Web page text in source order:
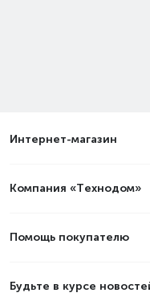
Интернет-магазин
Компания «Технодом»
Помощь покупателю
Будьте в курсе